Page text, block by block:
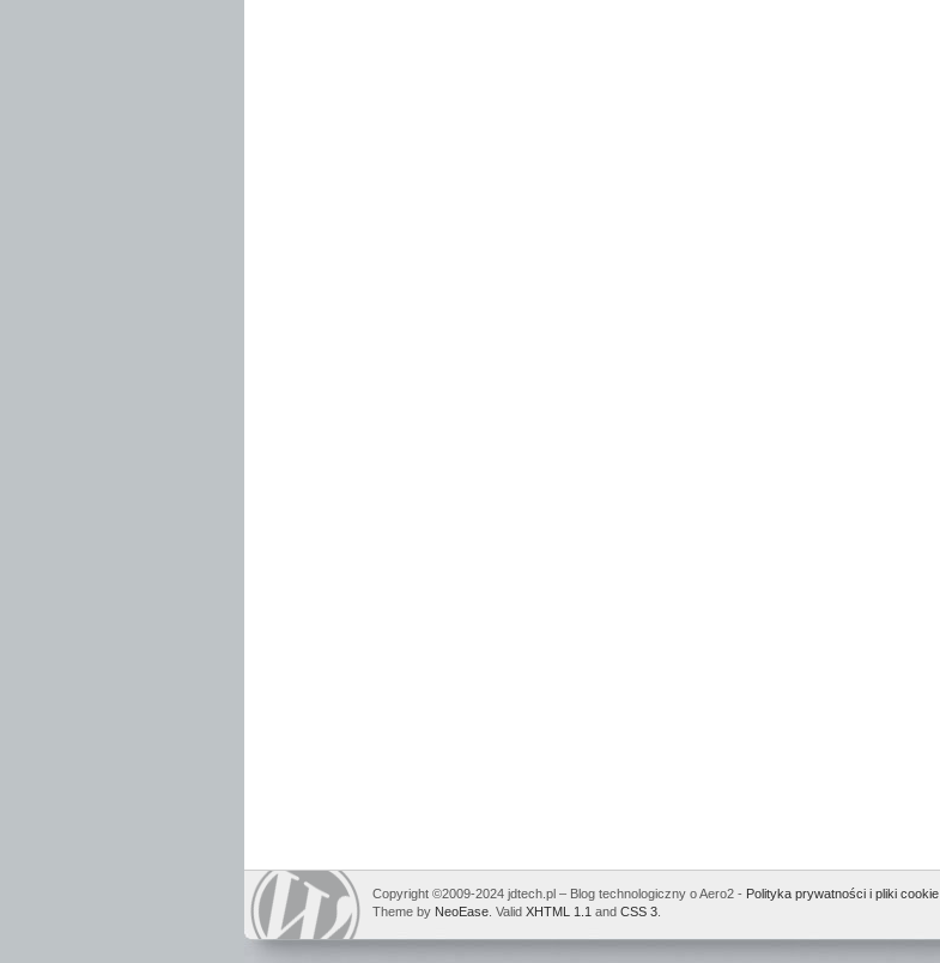
Copyright ©2009-2024 jdtech.pl – Blog technologiczny o Aero2 - Polityka prywatności i pliki cookie
Theme by NeoEase . Valid XHTML 1.1 and CSS 3